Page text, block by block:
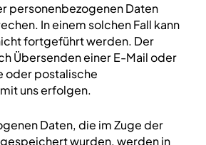
personenbezogenen Daten
In einem solchen Fall kann
fortgeführt werden. Der
Übersenden einer E-Mail oder
oder postalische
uns erfolgen.
Daten, die im Zuge der
wurden, werden in